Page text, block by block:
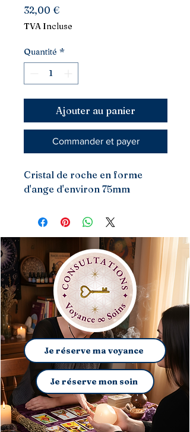
32,00 €Prix
TVA Incluse
Quantité *
Ajouter au panier
Commander et payer
Cristal de roche en forme
d'ange d'environ 75mm
Je réserve ma voyance
Je réserve mon soin